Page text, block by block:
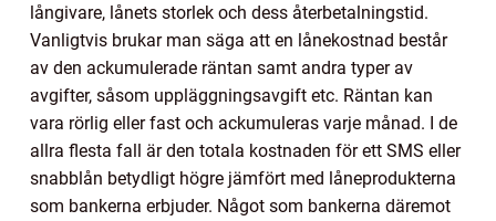
långivare, lånets storlek och dess återbetalningstid.
Vanligtvis brukar man säga att en lånekostnad består
av den ackumulerade räntan samt andra typer av
avgifter, såsom uppläggningsavgift etc. Räntan kan
vara rörlig eller fast och ackumuleras varje månad. I de
allra flesta fall är den totala kostnaden för ett SMS eller
snabblån betydligt högre jämfört med låneprodukterna
som bankerna erbjuder. Något som bankerna däremot